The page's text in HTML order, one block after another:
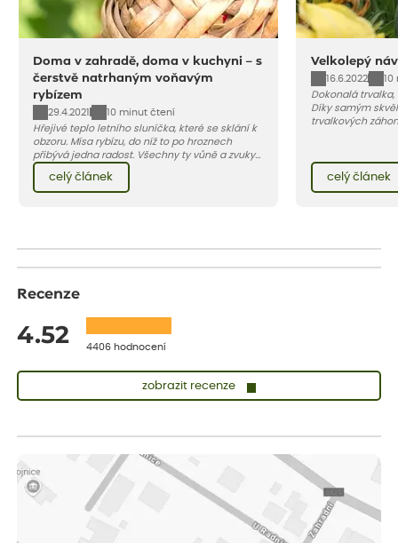
Doma v zahradě, doma v kuchyni – s
čerstvě natrhaným voňavým
rybízem
29.4.2021
10 minut čtení
Hřejivé teplo letního sluníčka, které se sklání k
obzoru. Mísa rybízu, do níž to po hroznech
přibývá jedna radost. Všechny ty vůně a zvuky
červencové zahrady. Sklizeň rybízu do kuchyně
vnese neuvěřitelný klid a radost. A taky trochu
bezstarostnosti dětství při mlsání babiččina
celý článek
Velkolepý
16.6.2022
Dokonalá
Díky samým
trvalkových
celý článek
Recenze
4.52 4406 hodnocení
zobrazit recenze
Měla jsem pouze 1objednavku a zatím jsem spokojená se
sazenicemi
Miroslava
Rostliny byly v pořádku, dobře zabalené, celková spokojenost.